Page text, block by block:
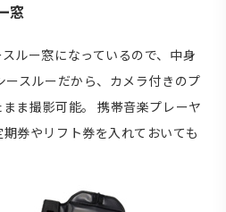
窓
ルー窓になっているので、中身
スルーだから、カメラ付きのプ
ま撮影可能。 携帯音楽プレーヤ
券やリフト券を入れておいても